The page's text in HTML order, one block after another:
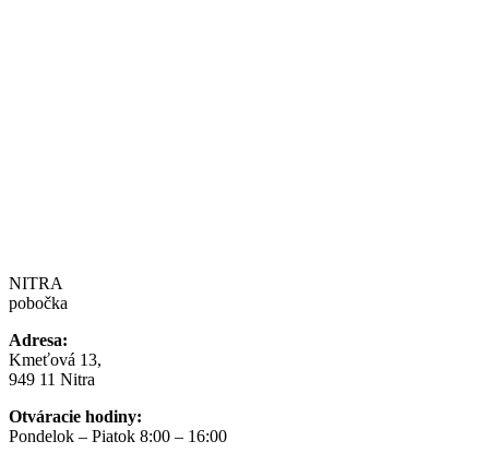
NITRA
pobočka
Adresa:
Kmeťová 13,
949 11 Nitra
Otváracie hodiny:
Pondelok – Piatok 8:00 – 16:00